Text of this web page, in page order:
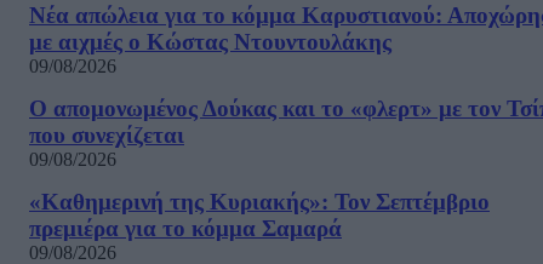
Νέα απώλεια για το κόμμα Καρυστιανού:
με αιχμές ο Κώστας Ντουντουλάκης
09/08/2026
Ο απομονωμένος Δούκας και το «φλερτ» με τον
που συνεχίζεται
09/08/2026
«Καθημερινή της Κυριακής»: Τον Σεπτέμβριο
πρεμιέρα για το κόμμα Σαμαρά
09/08/2026